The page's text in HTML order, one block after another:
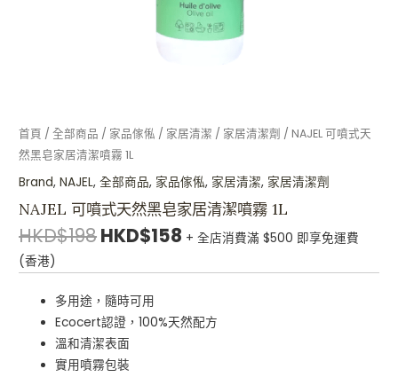
首頁 /全部商品 / 家品傢俬 / 家居清潔 / 家居清潔劑 / NAJEL 可噴式天
然黑皂家居清潔噴霧 1L
Brand,NAJEL,全部商品, 家品傢俬, 家居清潔, 家居清潔劑
NAJEL 可噴式天然黑皂家居清潔噴霧 1L
HKD$198HKD$158 + 全店消費滿 $500 即享免運費
(香港)
多用途，隨時可用
Ecocert認證，100%天然配方
溫和清潔表面
實用噴霧包裝